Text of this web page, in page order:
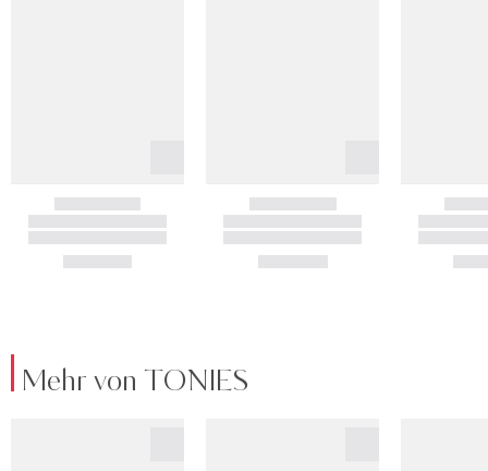
Mehr von TONIES